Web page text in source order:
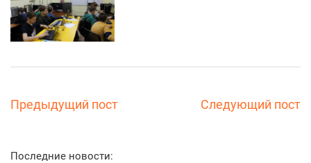
Предыдущий пост Следующий пост
Последние новости: